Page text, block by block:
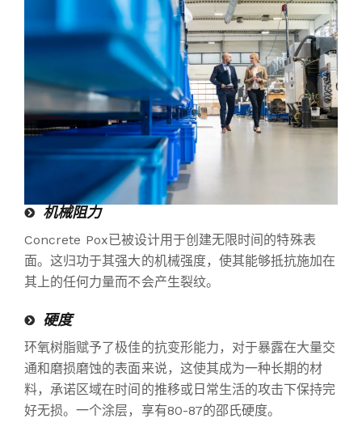
机械阻力
Concrete Pox已被设计用于创建无限时间的特殊表
面。这归功于其强大的机械强度，使其能够抵抗施加在
其上的任何力量而不会产生裂纹。
硬度
环氧树脂赋予了极佳的抗变形能力，对于暴露在大量交
通和磨损磨蚀的表面来说，这使其成为一种长期的材
料，承诺区域在时间的推移或日常生活的攻击下保持完
好无损。一个涂层，享有80-87的邵氏硬度。